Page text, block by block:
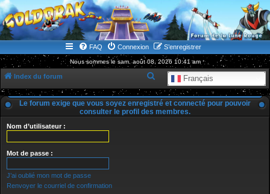
WWW.GOLDORAKGO.COM
le site de la Lune Rouge
FAQ Connexion S’enregistrer
Nous sommes le sam. août 08, 2026 10:41 am
Index du forum Français
e
c
h
Le forum exige que vous soyez enregistré et connecté pour pouvoir
consulter le profil des membres.
Nom d’utilisateur :
Mot de passe :
J’ai oublié mon mot de passe
Renvoyer le courriel de confirmation